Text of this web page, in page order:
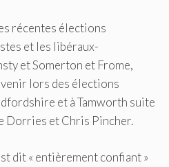
récentes élections
et les libéraux-
et Somerton et Frome,
lors des élections
et à Tamworth suite
Dorries et Chris Pincher.
dit « entièrement confiant »